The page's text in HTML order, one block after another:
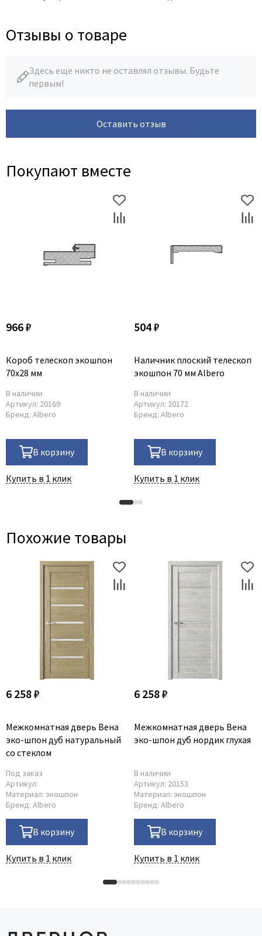
Отзывы о товаре
Здесь еще никто не оставлял отзывы. Будьте
первым!
Оставить отзыв
Покупают вместе
966 ₽
Короб телескоп экошпон
70x28 мм
В наличии
Артикул: 20169
Бренд: Albero
В корзину
Купить в 1 клик
504 ₽
Наличник плоский телескоп
экошпон 70 мм Albero
В наличии
Артикул: 20172
Бренд: Albero
В корзину
Купить в 1 клик
Похожие товары
6 258 ₽
Межкомнатная дверь Вена
эко-шпон дуб натуральный
со стеклом
Под заказ
Артикул:
Материал: экошпон
Бренд: Albero
В корзину
Купить в 1 клик
6 258 ₽
Межкомнатная дверь Вена
эко-шпон дуб нордик глухая
В наличии
Артикул: 20153
Материал: экошпон
Бренд: Albero
В корзину
Купить в 1 клик